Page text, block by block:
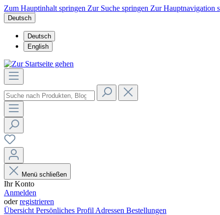
Zum Hauptinhalt springen Zur Suche springen Zur Hauptnavigation
Deutsch
Deutsch
English
Menü schließen
Ihr Konto
Anmelden
oderregistrieren
Übersicht Persönliches Profil Adressen Bestellungen